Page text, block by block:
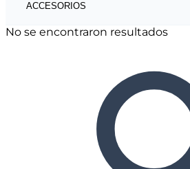
ACCESORIOS
No se encontraron resultados